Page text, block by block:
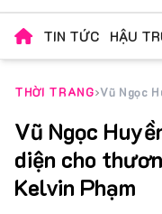
TIN TỨC HẬU
THỜI TRANG
Vũ Ngọc
diện cho
Kelvin Phạm